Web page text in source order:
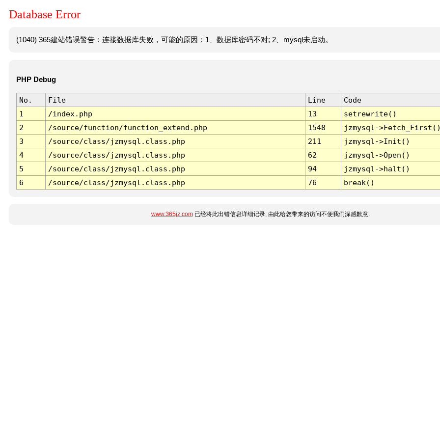
Database Error
(1040) 365建站错误警告：连接数据库失败，可能的原因：1、数据库密码不对; 2、mysql未启动。
PHP Debug
No. File Line
Code
1
/index.php 13
setrewrite()
2
/source/function/function_extend.php 1548
jzmysql-
3
/source/class/jzmysql.class.php 211
jzmysql->Init()
4
/source/class/jzmysql.class.php 62
jzmysql->Open()
5
/source/class/jzmysql.class.php 94
jzmysql->halt()
6
/source/class/jzmysql.class.php 76 break()
www.365jz.com已经将此出错信息详细记录, 由此给您带来的访问不便我们深感歉意.